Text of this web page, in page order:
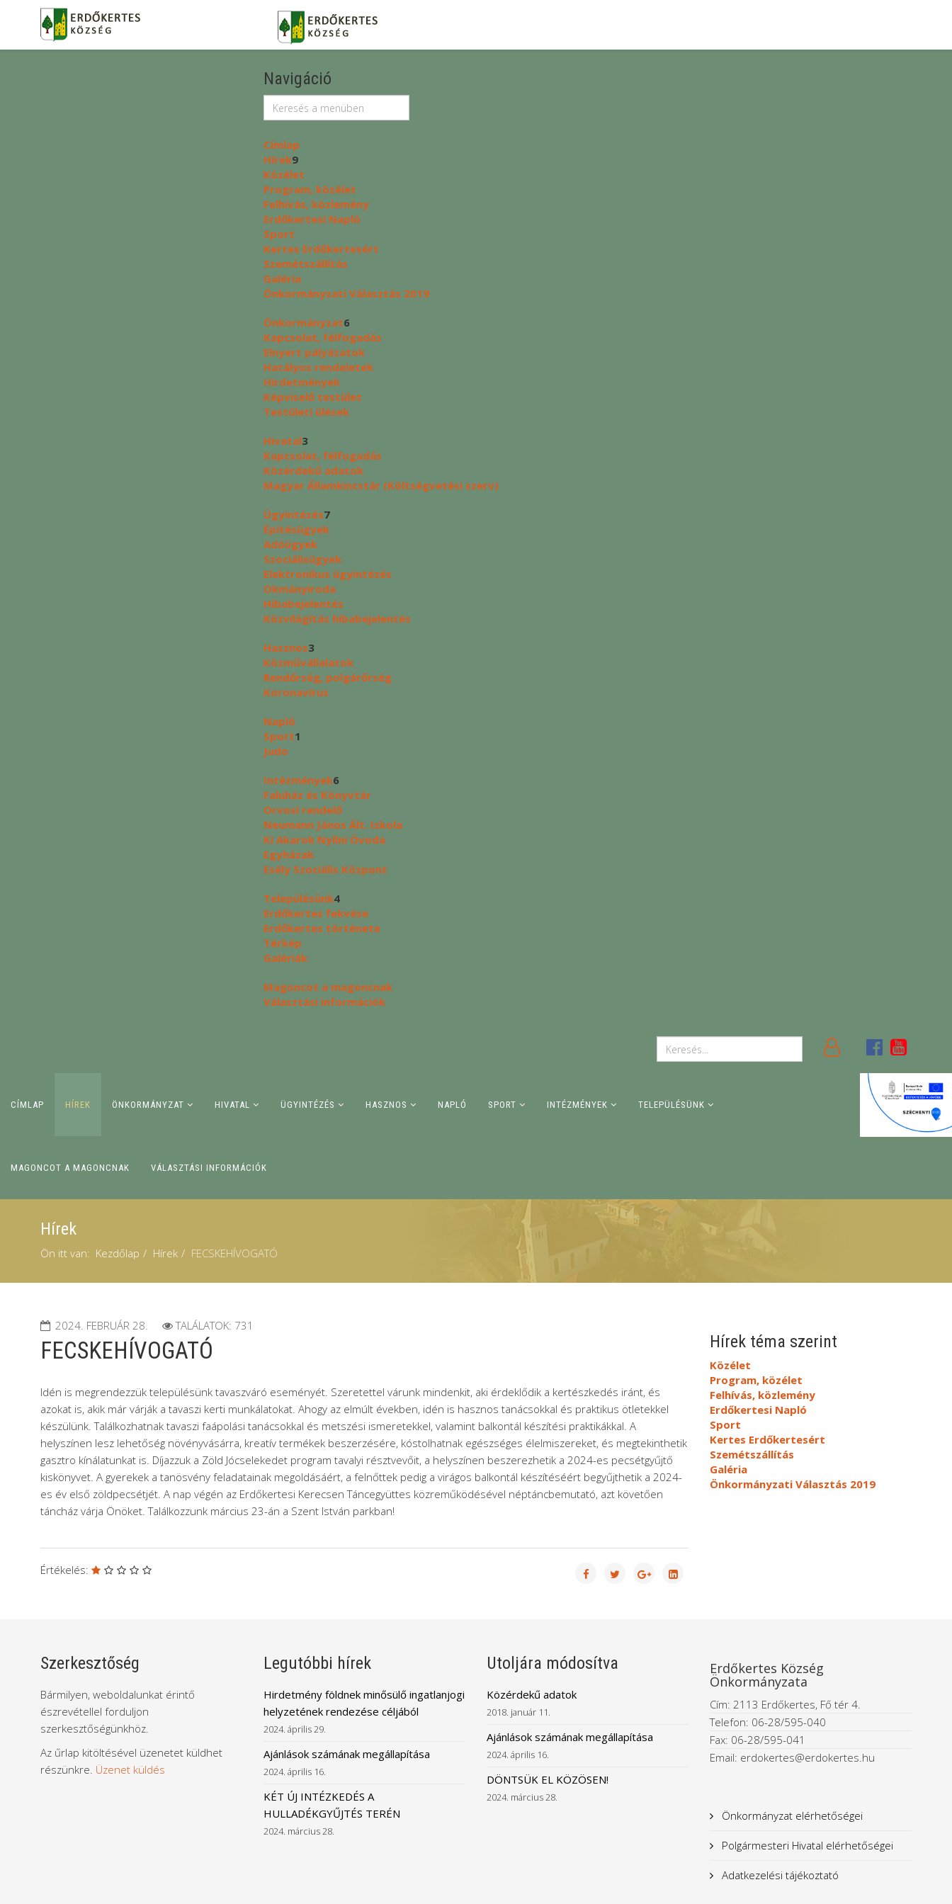
Navigáció
Címlap
Hírek9
Közélet
Program, közélet
Felhívás, közlemény
Erdőkertesi Napló
Sport
Kertes Erdőkertesért
Szemétszállítás
Galéria
Önkormányzati Választás 2019
Önkormányzat6
Kapcsolat, félfogadás
Elnyert pályázatok
Hatályos rendeletek
Hirdetmények
Képviselő testület
Testületi ülések
Hivatal3
Kapcsolat, félfogadás
Közérdekű adatok
Magyar Államkincstár (Költségvetési szerv)
Ügyintézés7
Építésügyek
Adóügyek
Szociálisügyek
Elektronikus ügyintézés
Okmányiroda
Hibabejelentés
Közvilágítás hibabejelentés
Hasznos3
Közművállalatok
Rendőrség, polgárőrség
Koronavírus
Napló
Sport1
Judo
Intézmények6
Faluház és Könyvtár
Orvosi rendelő
Neumann János Ált. Iskola
Ki Akarok Nyílni Óvoda
Egyházak
Esély Szociális Központ
Településünk4
Erdőkertes fekvése
Erdőkertes története
Térkép
Galériák
Magoncot a magoncnak
Választási információk
CÍMLAP HÍREK ÖNKORMÁNYZAT HIVATAL ÜGYINTÉZÉS HASZNOS NAPLÓ SPORT INTÉZMÉNYEK TELEPÜLÉSÜNK
MAGONCOT A MAGONCNAK VÁLASZTÁSI INFORMÁCIÓK
Hírek
Ön itt van: Kezdőlap Hírek FECSKEHÍVOGATÓ
2024. FEBRUÁR 28. TALÁLATOK: 731
FECSKEHÍVOGATÓ
Idén is megrendezzük településünk tavaszváró eseményét. Szeretettel várunk mindenkit, aki érdeklődik a kertészkedés iránt, és
azokat is, akik már várják a tavaszi kerti munkálatokat. Ahogy az elmúlt években, idén is hasznos tanácsokkal és praktikus ötletekkel
készülünk. Találkozhatnak tavaszi faápolási tanácsokkal és metszési ismeretekkel, valamint balkontál készítési praktikákkal. A
helyszínen lesz lehetőség növényvásárra, kreatív termékek beszerzésére, kóstolhatnak egészséges élelmiszereket, és megtekinthetik
gasztro kínálatunkat is. Díjazzuk a Zöld Jócselekedet program tavalyi résztvevőit, a helyszínen beszerezhetik a 2024-es pecsétgyűjtő
kiskönyvet. A gyerekek a tanösvény feladatainak megoldásáért, a felnőttek pedig a virágos balkontál készítéséért begyűjthetik a 2024-
es év első zöldpecsétjét. A nap végén az Erdőkertesi Kerecsen Táncegyüttes közreműködésével néptáncbemutató, azt követően
táncház várja Önöket. Találkozzunk március 23-án a Szent István parkban!
Értékelés:
Hírek téma szerint
Közélet
Program, közélet
Felhívás, közlemény
Erdőkertesi Napló
Sport
Kertes Erdőkertesért
Szemétszállítás
Galéria
Önkormányzati Választás 2019
Szerkesztőség
Bármilyen, weboldalunkat érintő
észrevétellel forduljon
szerkesztőségünkhöz.
Az űrlap kitöltésével üzenetet küldhet
részünkre. Üzenet küldés
Legutóbbi hírek
Hirdetmény földnek minősülő ingatlanjogi
helyzetének rendezése céljából
2024. április 29.
Ajánlások számának megállapítása
2024. április 16.
KÉT ÚJ INTÉZKEDÉS A
HULLADÉKGYŰJTÉS TERÉN
2024. március 28.
Utoljára módosítva
Közérdekű adatok
2018. január 11.
Ajánlások számának megállapítása
2024. április 16.
DÖNTSÜK EL KÖZÖSEN!
2024. március 28.
Erdőkertes Község
Önkormányzata
Cím: 2113 Erdőkertes, Fő tér 4.
Telefon: 06-28/595-040
Fax: 06-28/595-041
Email: erdokertes@erdokertes.hu
Önkormányzat elérhetőségei
Polgármesteri Hivatal elérhetőségei
Adatkezelési tájékoztató